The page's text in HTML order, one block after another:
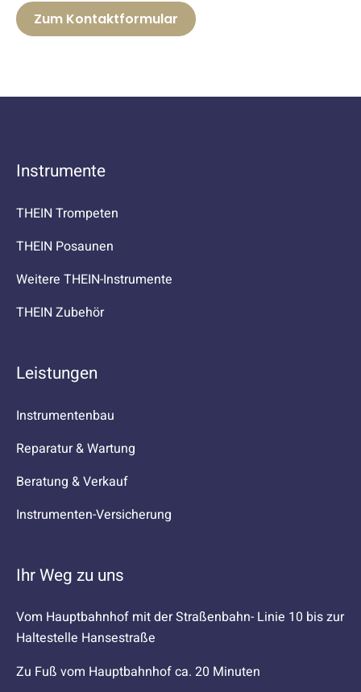
Zum Kontaktformular
Instrumente
THEIN Trompeten
THEIN Posaunen
Weitere THEIN-Instrumente
THEIN Zubehör
Leistungen
Instrumentenbau
Reparatur & Wartung
Beratung & Verkauf
Instrumenten-Versicherung
Ihr Weg zu uns
Vom Hauptbahnhof mit der Straßenbahn- Linie 10 bis zur
Haltestelle Hansestraße
Zu Fuß vom Hauptbahnhof ca. 20 Minuten